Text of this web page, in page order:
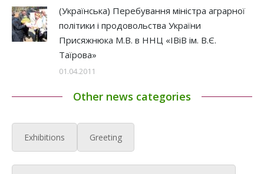
(Українська) Перебування міністра аграрної
політики і продовольства України
Присяжнюка М.В. в ННЦ «ІВіВ ім. В.Є.
Таїрова»
01.04.2011
Other news categories
Exhibitions Greeting